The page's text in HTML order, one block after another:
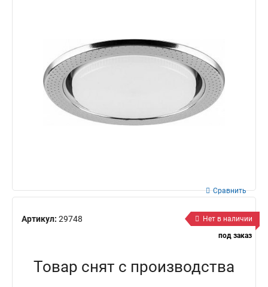
Артикул: 29748
Сравнить
Нет в наличии
под заказ
Товар снят с производства